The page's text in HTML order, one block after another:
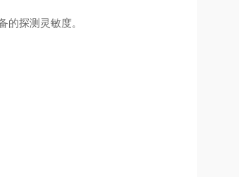
探测灵敏度。